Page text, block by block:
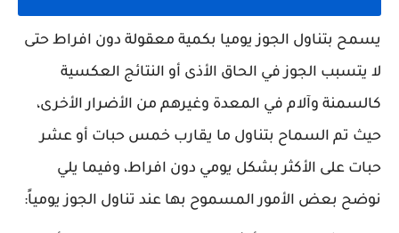
يسمح بتناول الجوز يوميا بكمية معقولة دون افراط حتى
لا يتسبب الجوز في الحاق الأذى أو النتائج العكسية
كالسمنة وآلام في المعدة وغيرهم من الأضرار الأخرى،
حيث تم السماح بتناول ما يقارب خمس حبات أو عشر
حبات على الأكثر بشكل يومي دون افراط، وفيما يلي
نوضح بعض الأمور المسموح بها عند تناول الجوز يومياً: